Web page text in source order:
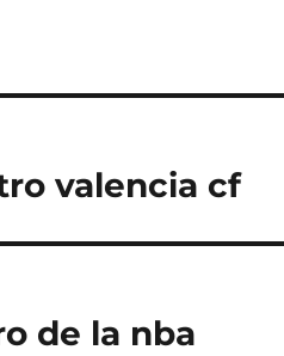
valencia cf
de la nba